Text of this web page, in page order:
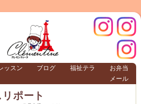
ッスン ブログ 福祉テラ
お弁当
メール
インス
クレモ
ポート